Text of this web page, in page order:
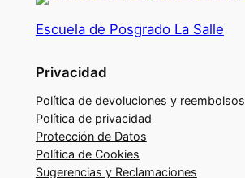
Escuela de Posgrado La Salle
Privacidad
Política de devoluciones y reembolsos
Política de privacidad
Protección de Datos
Política de Cookies
Sugerencias y Reclamaciones